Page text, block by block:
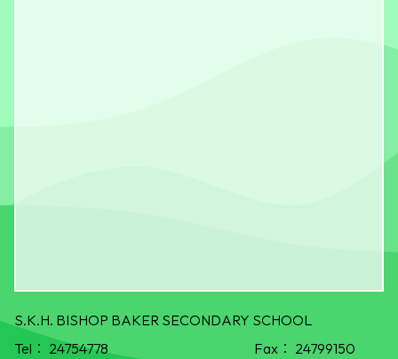
S.K.H. BISHOP BAKER SECONDARY SCHOOL
Tel： 24754778 Fax： 24799150